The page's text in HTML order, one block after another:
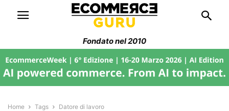
Fondato nel 2010
Home Tags Datore di lavoro